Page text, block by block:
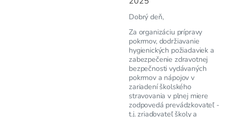
Dobrý deň,
Za organizáciu prípravy
pokrmov, dodržiavanie
hygienických požiadaviek a
zabezpečenie zdravotnej
bezpečnosti vydávaných
pokrmov a nápojov v
zariadení školského
stravovania v plnej miere
zodpovedá prevádzkovateľ -
t.j. zriaďovateľ školy a